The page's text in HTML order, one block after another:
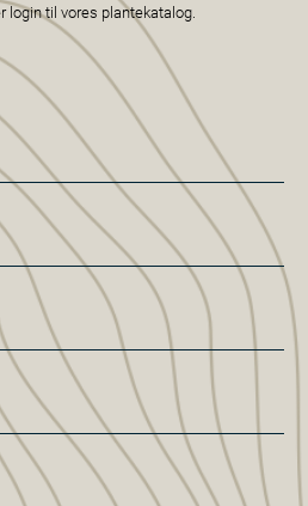
login til vores plantekatalog.